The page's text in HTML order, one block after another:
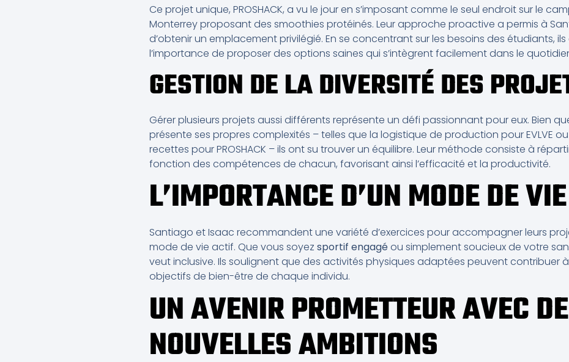
Ce projet unique, PROSHACK, a vu le jour en s’imposant comme le seul endroit sur le
Monterrey proposant des smoothies protéinés. Leur approche proactive a permis à
d’obtenir un emplacement privilégié. En se concentrant sur les besoins des étudiants,
l’importance de proposer des options saines qui s’intègrent facilement dans le
GESTION DE LA DIVERSITÉ DES
Gérer plusieurs projets aussi différents représente un défi passionnant pour eux. Bien
présente ses propres complexités – telles que la logistique de production pour EVLVE
recettes pour PROSHACK – ils ont su trouver un équilibre. Leur méthode consiste à
fonction des compétences de chacun, favorisant ainsi l’efficacité et la productivité.
L’IMPORTANCE D’UN MODE DE
Santiago et Isaac recommandent une variété d’exercices pour accompagner leurs
mode de vie actif. Que vous soyez sportif engagéou simplement soucieux de votre
veut inclusive. Ils soulignent que des activités physiques adaptées peuvent contribuer
objectifs de bien-être de chaque individu.
UN AVENIR PROMETTEUR AVEC DE
NOUVELLES AMBITIONS